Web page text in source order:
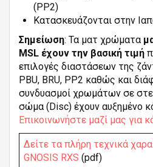
(PP2)
Κατασκευάζονται στην
Σημείωση: Τα ματ χρώματα
MSL έχουν την βασική τιμή
επιλογές διαστάσεων της
PBU, BRU, PP2 καθώς και
συνδυασμοί χρωμάτων σε
σώμα (Disc) έχουν αυξημένο
Επικοινωνήστε μαζί μας για
Δείτε τα πλήρη τεχνικά
GNOSIS RXS (pdf)